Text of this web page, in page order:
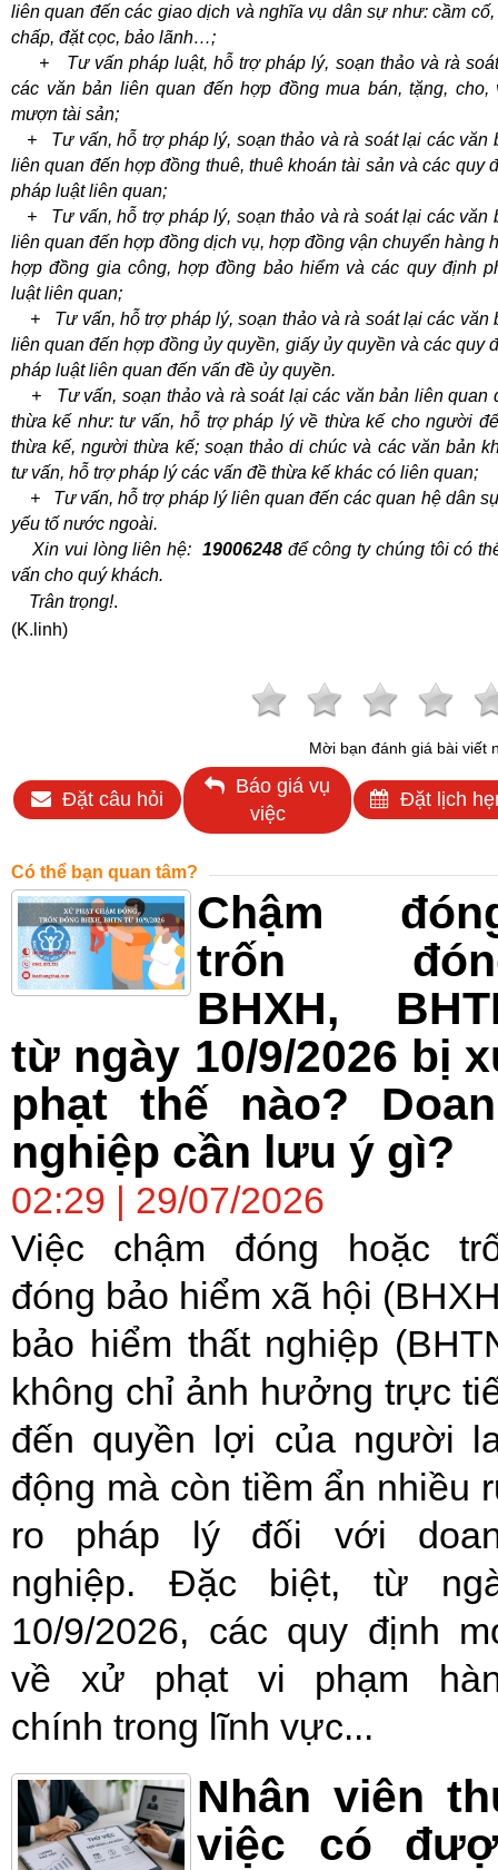
liên quan đến các giao dịch và nghĩa vụ dân sự như: cầm cố,
chấp, đặt cọc, bảo lãnh…;
+ Tư vấn pháp luật, hỗ trợ pháp lý, soạn thảo và rà
các văn bản liên quan đến hợp đồng mua bán, tặng, cho,
mượn tài sản;
+ Tư vấn, hỗ trợ pháp lý, soạn thảo và rà soát lại các văn
liên quan đến hợp đồng thuê, thuê khoán tài sản và các quy
pháp luật liên quan;
+ Tư vấn, hỗ trợ pháp lý, soạn thảo và rà soát lại các văn
liên quan đến hợp đồng dịch vụ, hợp đồng vận chuyển hàng
hợp đồng gia công, hợp đồng bảo hiểm và các quy định
luật liên quan;
+ Tư vấn, hỗ trợ pháp lý, soạn thảo và rà soát lại các văn
liên quan đến hợp đồng ủy quyền, giấy ủy quyền và các quy
pháp luật liên quan đến vấn đề ủy quyền.
+ Tư vấn, soạn thảo và rà soát lại các văn bản liên quan
thừa kế như: tư vấn, hỗ trợ pháp lý về thừa kế cho người
thừa kế, người thừa kế; soạn thảo di chúc và các văn bản
tư vấn, hỗ trợ pháp lý các vấn đề thừa kế khác có liên quan;
+ Tư vấn, hỗ trợ pháp lý liên quan đến các quan hệ dân
yếu tố nước ngoài.
Xin vui lòng liên hệ: 19006248để công ty chúng tôi có
vấn cho quý khách.
Trân trọng!.
(K.linh)
Mời bạn đánh giá bài viết
Đặt câu hỏi
Báo giá vụ
việc
Đặt lịch
Có thể bạn quan tâm?
Chậm
trốn
BHXH,
từ ngày 10/9/2026 bị
phạt thế nào?
nghiệp cần lưu ý gì?
02:29 | 29/07/2026
Việc chậm đóng hoặc
đóng bảo hiểm xã hội
bảo hiểm thất nghiệp
không chỉ ảnh hưởng trực
đến quyền lợi của người
động mà còn tiềm ẩn nhiều
ro pháp lý đối với
nghiệp. Đặc biệt, từ
10/9/2026, các quy định
về xử phạt vi phạm
chính trong lĩnh vực...
Nhân viên
việc có